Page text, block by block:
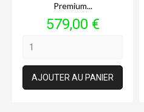
Premium...
Prix
579,00 €
AJOUTER AU PANIER